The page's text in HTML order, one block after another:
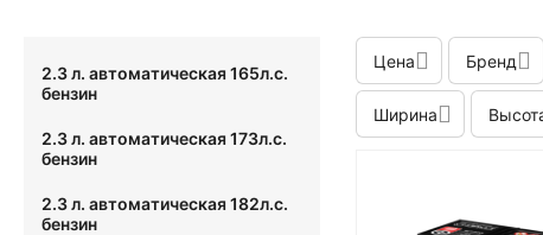
Цена Бренд
Ширина
2.3 л. автоматическая 165л.с.
бензин
2.3 л. автоматическая 173л.с.
бензин
2.3 л. автоматическая 182л.с.
бензин